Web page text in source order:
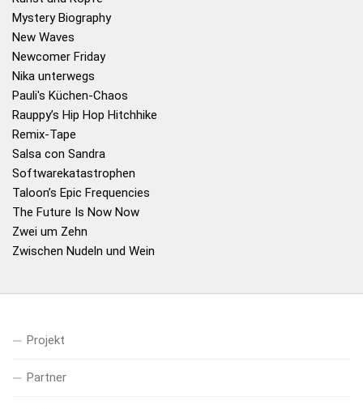
Mystery Biography
New Waves
Newcomer Friday
Nika unterwegs
Pauli's Küchen-Chaos
Rauppy’s Hip Hop Hitchhike
Remix-Tape
Salsa con Sandra
Softwarekatastrophen
Taloon’s Epic Frequencies
The Future Is Now Now
Zwei um Zehn
Zwischen Nudeln und Wein
Projekt
Partner